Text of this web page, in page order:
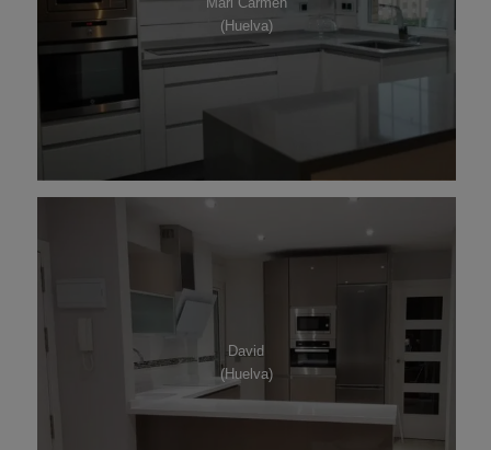
(Huelva)
David
(Huelva)